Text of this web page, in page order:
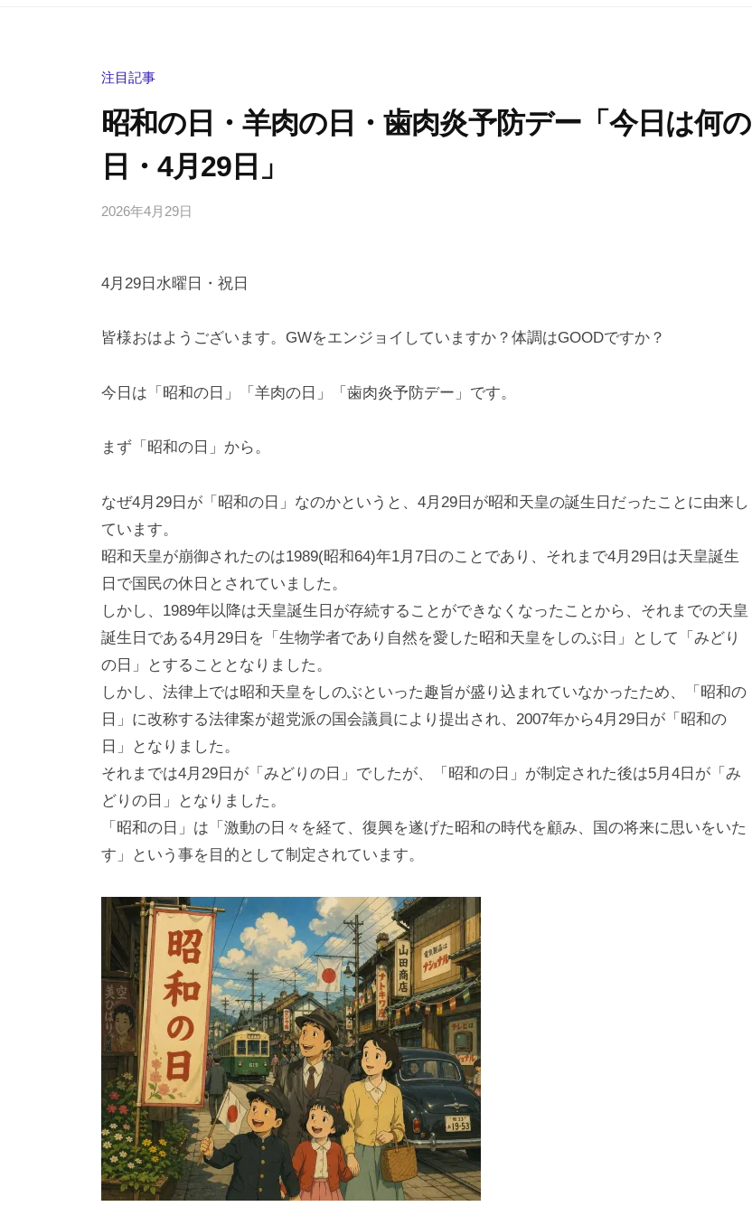
注目記事
昭和の日・羊肉の日・歯肉炎予防デー「今日は何の
日・4月29日」
2026年4月29日
i
a
a
a
の
メ
4月29日水曜日・祝日
皆様おはようございます。GWをエンジョイしていますか？体調はGOODですか？
今日は「昭和の日」「羊肉の日」「歯肉炎予防デー」です。
まず「昭和の日」から。
なぜ4月29日が「昭和の日」なのかというと、4月29日が昭和天皇の誕生日だったことに由来し
ています。
昭和天皇が崩御されたのは1989(昭和64)年1月7日のことであり、それまで4月29日は天皇誕生
日で国民の休日とされていました。
しかし、1989年以降は天皇誕生日が存続することができなくなったことから、それまでの天皇
誕生日である4月29日を「生物学者であり自然を愛した昭和天皇をしのぶ日」として「みどり
の日」とすることとなりました。
しかし、法律上では昭和天皇をしのぶといった趣旨が盛り込まれていなかったため、「昭和の
日」に改称する法律案が超党派の国会議員により提出され、2007年から4月29日が「昭和の
日」となりました。
それまでは4月29日が「みどりの日」でしたが、「昭和の日」が制定された後は5月4日が「み
どりの日」となりました。
「昭和の日」は「激動の日々を経て、復興を遂げた昭和の時代を顧み、国の将来に思いをいた
す」という事を目的として制定されています。